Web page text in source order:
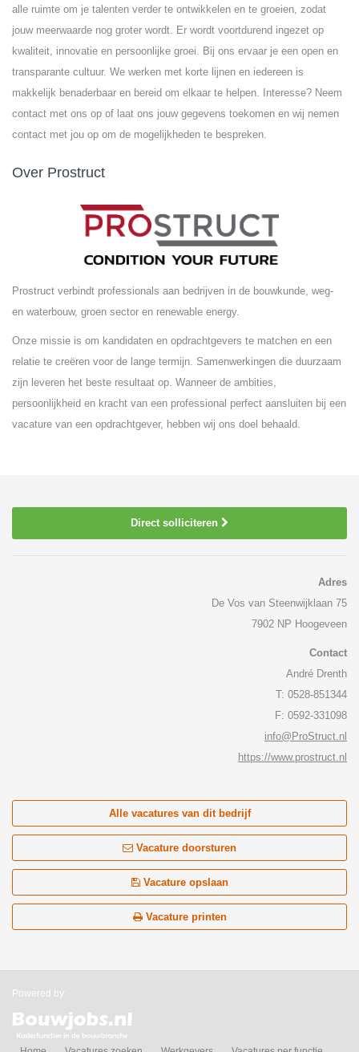
alle ruimte om je talenten verder te ontwikkelen en te groeien, zodat
jouw meerwaarde nog groter wordt. Er wordt voortdurend ingezet op
kwaliteit, innovatie en persoonlijke groei. Bij ons ervaar je een open en
transparante cultuur. We werken met korte lijnen en iedereen is
makkelijk benaderbaar en bereid om elkaar te helpen. Interesse? Neem
contact met ons op of laat ons jouw gegevens toekomen en wij nemen
contact met jou op om de mogelijkheden te bespreken.
Over Prostruct
Prostruct verbindt professionals aan bedrijven in de bouwkunde, weg-
en waterbouw, groen sector en renewable energy.
Onze missie is om kandidaten en opdrachtgevers te matchen en een
relatie te creëren voor de lange termijn. Samenwerkingen die duurzaam
zijn leveren het beste resultaat op. Wanneer de ambities,
persoonlijkheid en kracht van een professional perfect aansluiten bij een
vacature van een opdrachtgever, hebben wij ons doel behaald.
Direct solliciteren
Adres
De Vos van Steenwijklaan 75
7902 NP Hoogeveen
Contact
André Drenth
T: 0528-851344
F: 0592-331098
info@ProStruct.nl
https://www.prostruct.nl
Alle vacatures van dit bedrijf
Vacature doorsturen
Vacature opslaan
Vacature printen
Powered by: